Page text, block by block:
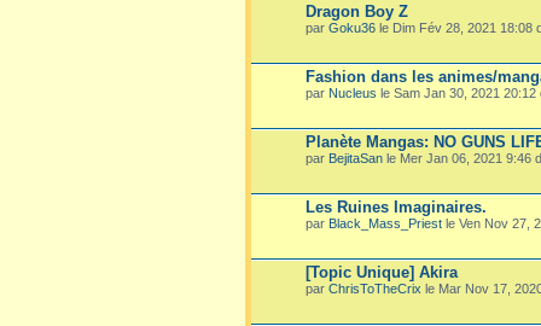
Dragon Boy Z
par Goku36 le Dim Fév 28, 2021 18:08
Fashion dans les animes/
par Nucleus le Sam Jan 30, 2021
Planète Mangas: NO GUNS
par BejitaSan le Mer Jan 06, 2021 9:46
Les Ruines Imaginaires.
par Black_Mass_Priest le Ven Nov 27,
[Topic Unique] Akira
par ChrisToTheCrix le Mar Nov 17,